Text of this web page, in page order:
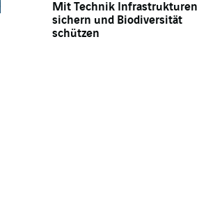
Mit Technik Infrastrukturen
sichern und Biodiversität
schützen